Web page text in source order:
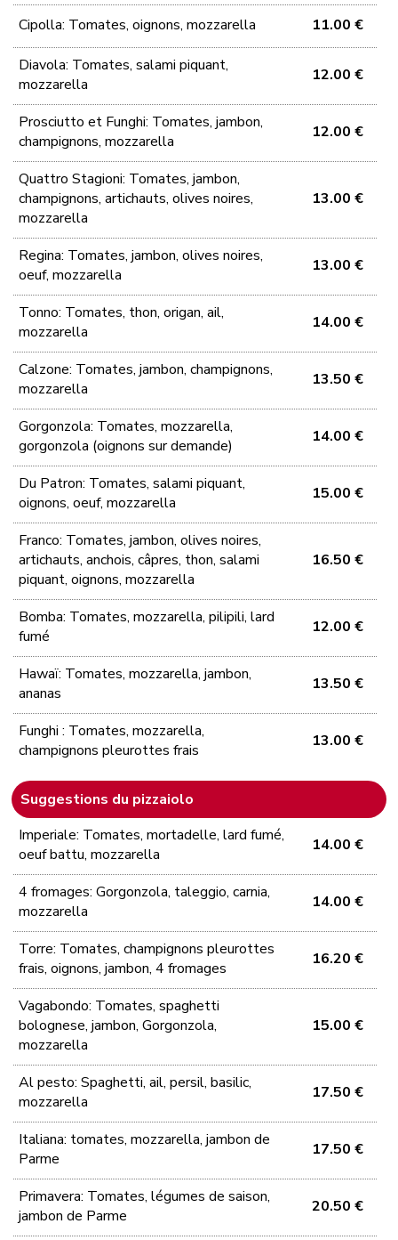
Cipolla: Tomates, oignons, mozzarella 11.00 €
Diavola: Tomates, salami piquant,
mozzarella
12.00 €
Prosciutto et Funghi: Tomates, jambon,
champignons, mozzarella
12.00 €
Quattro Stagioni: Tomates, jambon,
champignons, artichauts, olives noires,
mozzarella
13.00 €
Regina: Tomates, jambon, olives noires,
oeuf, mozzarella
13.00 €
Tonno: Tomates, thon, origan, ail,
mozzarella
14.00 €
Calzone: Tomates, jambon, champignons,
mozzarella
13.50 €
Gorgonzola: Tomates, mozzarella,
gorgonzola (oignons sur demande)
14.00 €
Du Patron: Tomates, salami piquant,
oignons, oeuf, mozzarella
15.00 €
Franco: Tomates, jambon, olives noires,
artichauts, anchois, câpres, thon, salami
piquant, oignons, mozzarella
16.50 €
Bomba: Tomates, mozzarella, pilipili, lard
fumé
12.00 €
Hawaï: Tomates, mozzarella, jambon,
ananas
13.50 €
Funghi : Tomates, mozzarella,
champignons pleurottes frais
13.00 €
Suggestions du pizzaiolo
Imperiale: Tomates, mortadelle, lard fumé,
oeuf battu, mozzarella
14.00 €
4 fromages: Gorgonzola, taleggio, carnia,
mozzarella
14.00 €
Torre: Tomates, champignons pleurottes
frais, oignons, jambon, 4 fromages
16.20 €
Vagabondo: Tomates, spaghetti
bolognese, jambon, Gorgonzola,
mozzarella
15.00 €
Al pesto: Spaghetti, ail, persil, basilic,
mozzarella
17.50 €
Italiana: tomates, mozzarella, jambon de
Parme
17.50 €
Primavera: Tomates, légumes de saison,
jambon de Parme
20.50 €